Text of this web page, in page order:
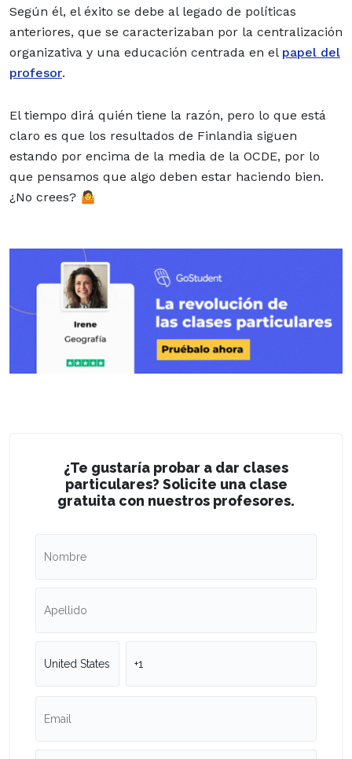
Según él, el éxito se debe al legado de políticas
anteriores, que se caracterizaban por la centralización
organizativa y una educación centrada en el papel del
profesor.
El tiempo dirá quién tiene la razón, pero lo que está
claro es que los resultados de Finlandia siguen
estando por encima de la media de la OCDE, por lo
que pensamos que algo deben estar haciendo bien.
¿No crees? 🤷
¿Te gustaría probar a dar clases
particulares? Solicite una clase
gratuita con nuestros profesores.